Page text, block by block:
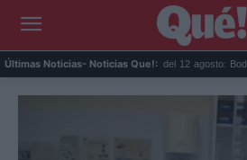
Últimas Noticias- Noticias Que!:
Eclipse solar en Cariñena del 12 agosto: Bodegas C...